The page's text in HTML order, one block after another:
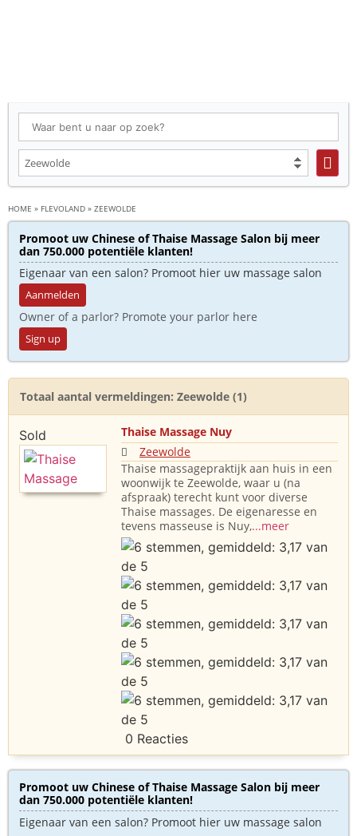
HOME » FLEVOLAND » ZEEWOLDE
Promoot uw Chinese of Thaise Massage Salon bij meer
dan 750.000 potentiële klanten!
Eigenaar van een salon? Promoot hier uw massage salon
Aanmelden
Owner of a parlor? Promote your parlor here
Sign up
Totaal aantal vermeldingen: Zeewolde (1)
Sold
Thaise Massage Nuy
Zeewolde
Thaise massagepraktijk aan huis in een
woonwijk te Zeewolde, waar u (na
afspraak) terecht kunt voor diverse
Thaise massages. De eigenaresse en
tevens masseuse is Nuy,...meer
0 Reacties
Promoot uw Chinese of Thaise Massage Salon bij meer
dan 750.000 potentiële klanten!
Eigenaar van een salon? Promoot hier uw massage salon